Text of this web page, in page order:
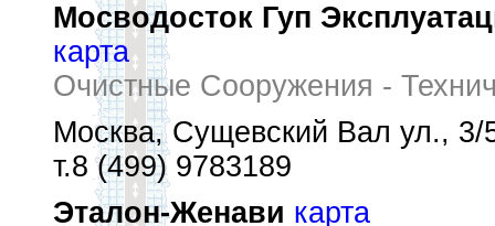
Мосводосток Гуп
карта
Очистные Сооружения -
Москва, Сущевский Вал ул., 3/
т.8 (499) 9783189
Эталон-Женави карта